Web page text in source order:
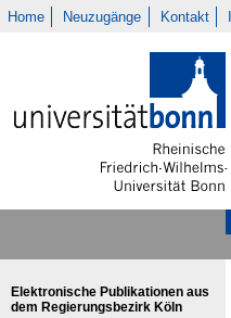
Home Neuzugänge Kontakt
Elektronische Publikationen aus
dem Regierungsbezirk Köln